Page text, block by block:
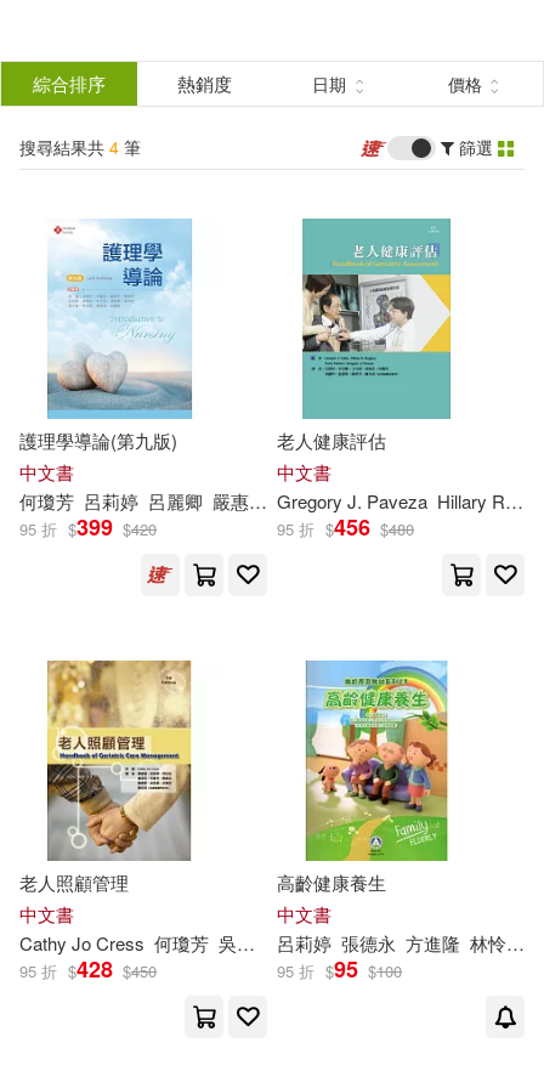
結
分類 (單選)
所有商品(4) 圖書(4)
作者 (可複選)
呂莉婷(2)
Gregory J. Paveza(1)
Hillary R. Bogner(1)
Terry Fulmer(1) 何瓊芳(1)
呂麗卿(1)
嚴毋過(1)
張德永(1) 方進隆(1)
李惠玲(1) 林怜利(1)
華騰文化(2) 教育部(1)
新文京(1)
配送方式
可超商取貨(4) 可海外宅配(4)
綜合排序 熱銷度 日期 價格
搜尋結果共 4 筆 篩選
護理學導論(第九版)
中文書
何瓊芳 呂莉婷 呂麗卿 嚴惠予 嚴毋過 屈蓮 李惠玲 林玉惠 林
95 折 $399 $420
老人健康評估
中文書
Gregory J. Paveza Hillary R. Bogner
95 折 $456 $480
老人照顧管理
中文書
Cathy Jo Cress 何瓊芳 吳亮慧 吳瓊滿 呂莉婷 張佳琪 曾淑芬
95 折 $428 $450
高齡健康養生
中文書
呂莉婷 張德永 方進隆 林怜利
95 折 $95 $100